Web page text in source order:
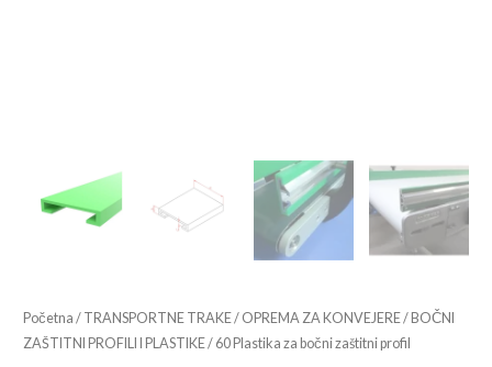
Početna / TRANSPORTNE TRAKE/ OPREMA ZA KONVEJERE/ BOČNI
ZAŠTITNI PROFILI I PLASTIKE/ 60 Plastika za bočni zaštitni profil